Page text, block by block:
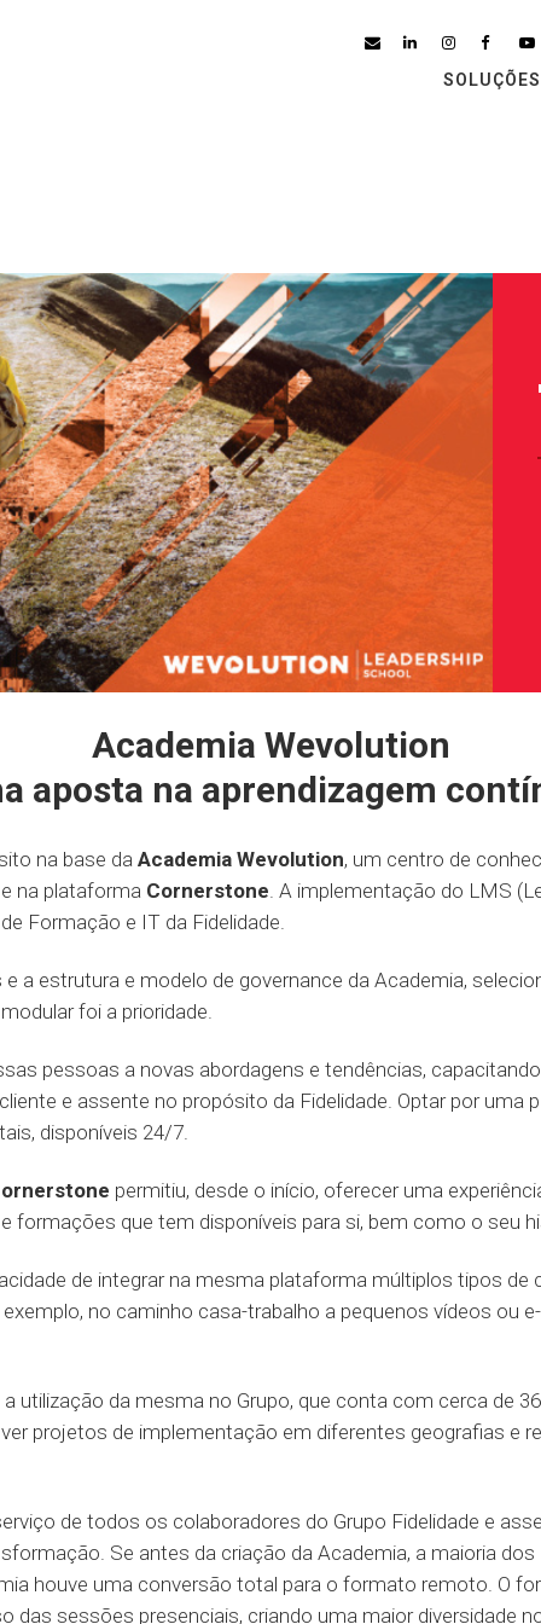
SOLUÇÕES
Academia Wevolution
aposta na aprendizagem
na base da Academia Wevolution, um centro de
na plataforma Cornerstone. A implementação do LMS
Formação e IT da Fidelidade.
a estrutura e modelo de governance da Academia,
foi a prioridade.
pessoas a novas abordagens e tendências,
e assente no propósito da Fidelidade. Optar por uma
disponíveis 24/7.
permitiu, desde o início, oferecer uma
formações que tem disponíveis para si, bem como o seu
de integrar na mesma plataforma múltiplos tipos de
no caminho casa-trabalho a pequenos vídeos ou
utilização da mesma no Grupo, que conta com cerca de
projetos de implementação em diferentes geografias e
de todos os colaboradores do Grupo Fidelidade e
Se antes da criação da Academia, a maioria
houve uma conversão total para o formato remoto. O
sessões presenciais, criando uma maior diversidade